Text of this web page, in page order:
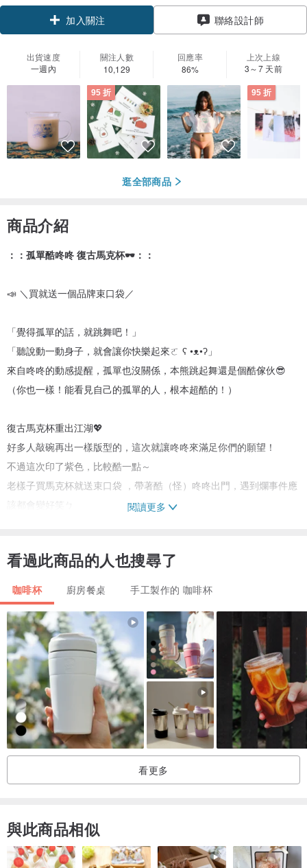
加入關注 聯絡設計師
出貨速度
一週內
關注人數
10,129
回應率
86%
上次上線
3～7 天前
95 折 95 折
逛全部商品
商品介紹
：：孤單酷咚咚 復古馬克杯🕶️：：
📣 ＼買就送一個品牌束口袋／
「覺得孤單的話，就跳舞吧！」
「聽說動一動身子，就會讓你快樂起來ㄛ ʕ •ᴥ•ʔ」
來自咚咚的動感提醒，孤單也沒關係，本熊跳起舞還是個酷傢伙😎
（你也一樣！能看見自己的孤單的人，根本超酷的！）
復古馬克杯重出江湖💖
好多人敲碗再出一樣版型的，這次就讓咚咚來滿足你們的願望！
不過這次印了紫色，比較酷一點～
老樣子買馬克杯就送束口袋 ，帶著酷（怪）咚咚出門，遇到爛事件應
該都會變好笑ㄅ
：：關於和孤單共處：：
今年的主題是和孤單共處。
我一直以來都很害怕孤單的感受，今年特別嚴重，只要一感受到孤
單，就會開始檢討自己哪裡沒做好、開始焦慮、想做點什麼改善孤單
的心情。
經過長時間的自我對話、修復、與他人的談話，慢慢意識到，會不會
有可能孤單其實就是日常的一部份，是一種中性的「狀態」，或許並
沒有好與壞之分ㄋ？
想告訴每一個曾經感到孤單的你，你應該不是一個人ㄛ🌷
👇🏽特別注意👇🏻
❶ 高溫燒製，耐熱100分
閱讀更多
看過此商品的人也搜尋了
咖啡杯 廚房餐桌 手工製作的 咖啡杯
看更多
與此商品相似